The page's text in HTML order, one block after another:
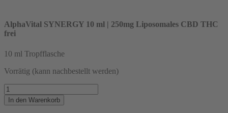
AlphaVital SYNERGY 10 ml | 250mg Liposomales CBD THC
frei
10 ml Tropfflasche
Vorrätig (kann nachbestellt werden)
In den Warenkorb